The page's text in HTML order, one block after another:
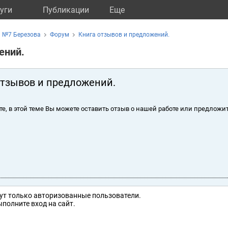
Публикации Eще
№7 Березова Форум Книга отзывов и предложений.
и предложений.
в этой теме Вы можете оставить отзыв о нашей работе или
только авторизованные пользователи.
вход на сайт.